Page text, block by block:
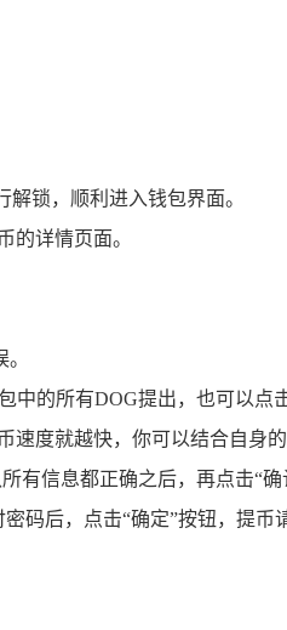
锁，顺利进入钱包界面。
的详情页面。
的所有DOG提出，也可以点击
度就越快，你可以结合自身
有信息都正确之后，再点击“确
码后，点击“确定”按钮，提